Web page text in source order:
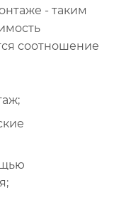
- таким
соотношение